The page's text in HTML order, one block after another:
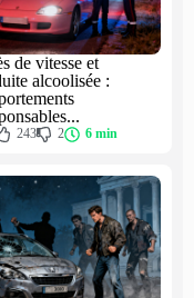
de vitesse et
alcoolisée :
243 2 6 min